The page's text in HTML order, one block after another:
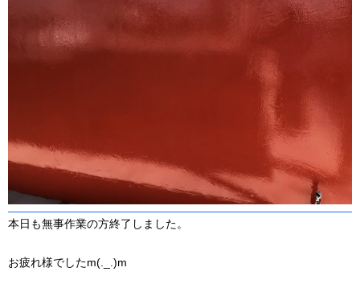
本日も無事作業の方終了しました。
お疲れ様でしたm(._.)m